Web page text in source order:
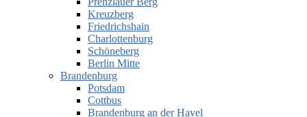
Kreuzberg
Friedrichshain
Charlottenburg
Schöneberg
Berlin Mitte
Brandenburg
Potsdam
Cottbus
Brandenburg an der Havel